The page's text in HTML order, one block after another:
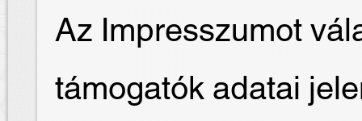
Az Impresszumot
támogatók adatai